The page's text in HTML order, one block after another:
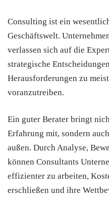
Consulting ist ein
Geschäftswelt.
verlassen sich auf die
strategische
Herausforderungen zu
voranzutreiben.
Ein guter Berater bringt
Erfahrung mit, sondern
außen. Durch Analyse,
können Consultants
effizienter zu arbeiten,
erschließen und ihre